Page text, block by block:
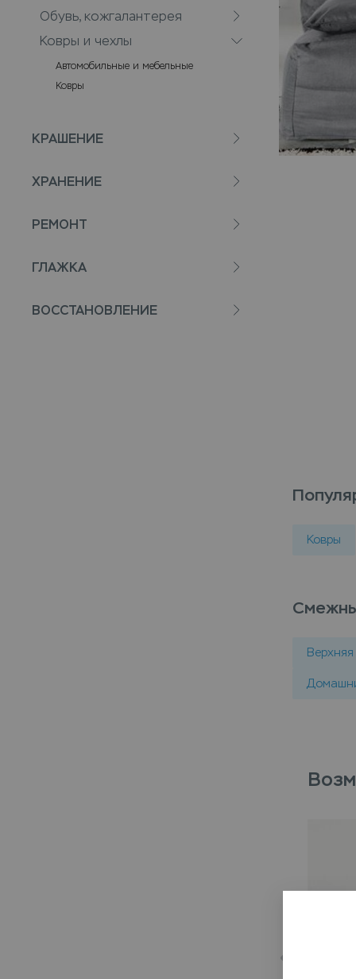
Обувь, кожгалантерея
Ковры и чехлы
Автомобильные и мебельные
Ковры
КРАШЕНИЕ
ХРАНЕНИЕ
РЕМОНТ
ГЛАЖКА
ВОССТАНОВЛЕНИЕ
Ковры